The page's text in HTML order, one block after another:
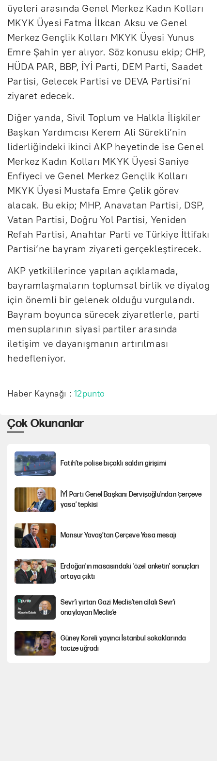
üyeleri arasında Genel Merkez Kadın Kolları
MKYK Üyesi Fatma İlkcan Aksu ve Genel
Merkez Gençlik Kolları MKYK Üyesi Yunus
Emre Şahin yer alıyor. Söz konusu ekip; CHP,
HÜDA PAR, BBP, İYİ Parti, DEM Parti, Saadet
Partisi, Gelecek Partisi ve DEVA Partisi’ni
ziyaret edecek.
Diğer yanda, Sivil Toplum ve Halkla İlişkiler
Başkan Yardımcısı Kerem Ali Sürekli’nin
liderliğindeki ikinci AKP heyetinde ise Genel
Merkez Kadın Kolları MKYK Üyesi Saniye
Enfiyeci ve Genel Merkez Gençlik Kolları
MKYK Üyesi Mustafa Emre Çelik görev
alacak. Bu ekip; MHP, Anavatan Partisi, DSP,
Vatan Partisi, Doğru Yol Partisi, Yeniden
Refah Partisi, Anahtar Parti ve Türkiye İttifakı
Partisi’ne bayram ziyareti gerçekleştirecek.
AKP yetkililerince yapılan açıklamada,
bayramlaşmaların toplumsal birlik ve diyalog
için önemli bir gelenek olduğu vurgulandı.
Bayram boyunca sürecek ziyaretlerle, parti
mensuplarının siyasi partiler arasında
iletişim ve dayanışmanın artırılması
hedefleniyor.
Haber Kaynağı :12punto
Çok Okunanlar
Fatih’te polise bıçaklı saldırı girişimi
İYİ Parti Genel Başkanı Dervişoğlu'ndan ‘çerçeve
yasa’ tepkisi
Mansur Yavaş’tan Çerçeve Yasa mesajı
Erdoğan'ın masasındaki 'özel anketin' sonuçları
ortaya çıktı
Sevr’i yırtan Gazi Meclis’ten cilalı Sevr’i
onaylayan Meclis’e
Güney Koreli yayıncı İstanbul sokaklarında
tacize uğradı